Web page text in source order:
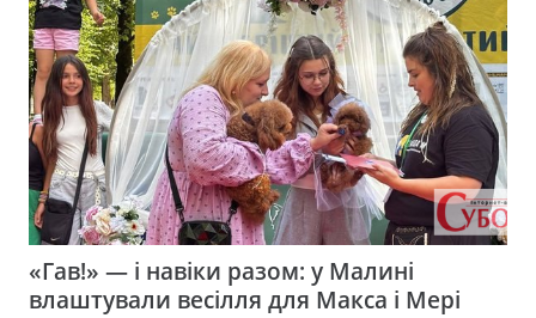
«Гав!» — і навіки разом: у Малині
влаштували весілля для Макса і Мері